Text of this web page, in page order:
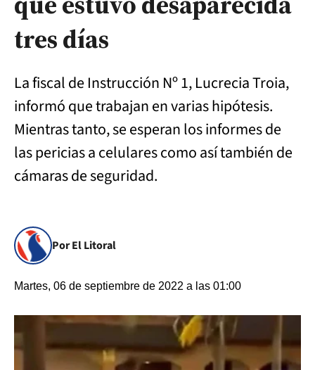
tres días
La fiscal de Instrucción Nº 1, Lucrecia Troia,
informó que trabajan en varias hipótesis.
Mientras tanto, se esperan los informes de
las pericias a celulares como así también de
cámaras de seguridad.
Por El Litoral
Martes, 06 de septiembre de 2022 a las 01:00